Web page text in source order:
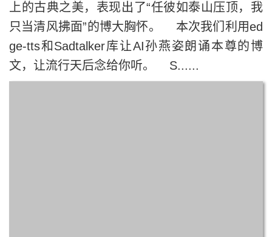
上的古典之美，表现出了“任彼如泰山压顶，我
只当清风拂面”的博大胸怀。 本次我们利用ed
ge-tts和Sadtalker库让AI孙燕姿朗诵本尊的博
文，让流行天后念给你听。 S......